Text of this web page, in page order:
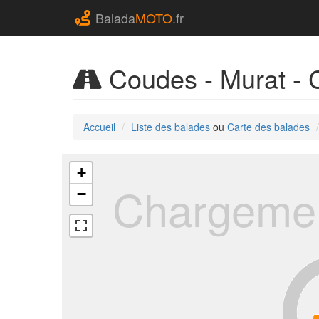
BaladaMOTO.fr
Coudes - Murat -
Accueil Liste des balades ou Carte des balades
+
−